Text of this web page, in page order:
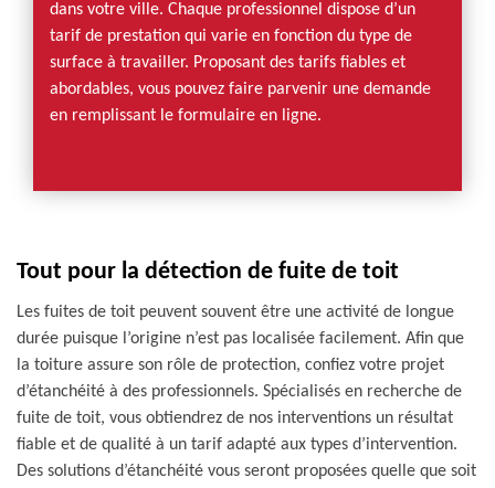
dans votre ville. Chaque professionnel dispose d’un
tarif de prestation qui varie en fonction du type de
surface à travailler. Proposant des tarifs fiables et
abordables, vous pouvez faire parvenir une demande
en remplissant le formulaire en ligne.
Tout pour la détection de fuite de toit
Les fuites de toit peuvent souvent être une activité de longue
durée puisque l’origine n’est pas localisée facilement. Afin que
la toiture assure son rôle de protection, confiez votre projet
d’étanchéité à des professionnels. Spécialisés en recherche de
fuite de toit, vous obtiendrez de nos interventions un résultat
fiable et de qualité à un tarif adapté aux types d’intervention.
Des solutions d’étanchéité vous seront proposées quelle que soit